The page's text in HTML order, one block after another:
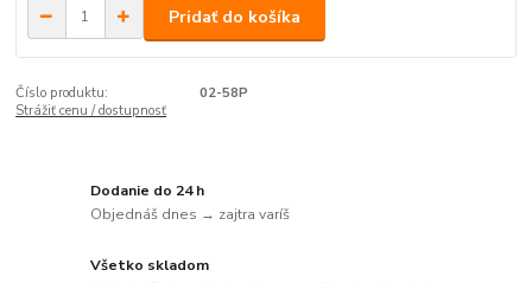
Pridať do košíka
Číslo produktu:
02-58P
Strážiť cenu / dostupnosť
Dodanie do 24 h
Objednáš dnes → zajtra varíš
Všetko skladom